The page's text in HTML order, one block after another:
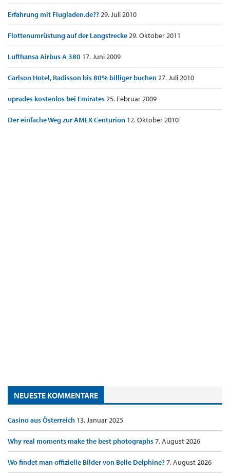
Erfahrung mit Flugladen.de??29. Juli 2010
Flottenumrüstung auf der Langstrecke29. Oktober 2011
Lufthansa Airbus A 380 17. Juni 2009
Carlson Hotel, Radisson bis 80% billiger buchen27. Juli 2010
uprades kostenlos bei Emirates25. Februar 2009
Der einfache Weg zur AMEX Centurion 12. Oktober 2010
NEUESTE KOMMENTARE
Casino aus Österreich 13. Januar 2025
Why real moments make the best photographs7. August 2026
Wo findet man offizielle Bilder von Belle Delphine?7. August 2026